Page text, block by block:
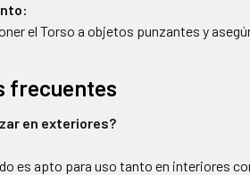
el Torso a objetos punzantes y
frecuentes
en exteriores?
es apto para uso tanto en interiores